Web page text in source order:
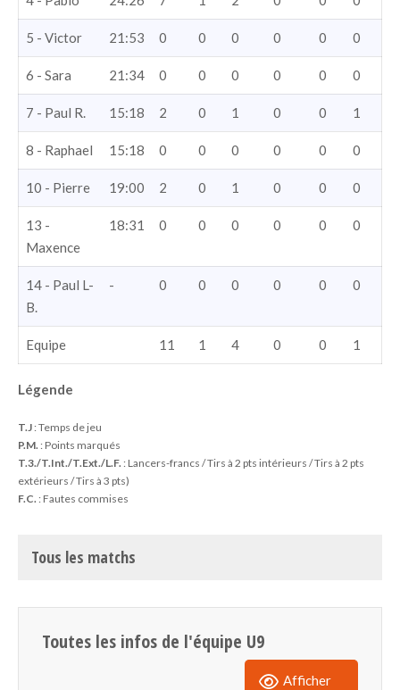
5 - Victor 21:53 0 0 0 0 0 0
6 - Sara 21:34 0 0 0 0 0 0
7 - Paul R. 15:18 2 0 1 0 0 1
8 - Raphael 15:18 0 0 0 0 0 0
10 - Pierre 19:00 2 0 1 0 0 0
13 -
Maxence
18:31 0 0 0 0 0 0
14 - Paul L-
B.
- 0 0 0 0 0 0
Equipe 11 1 4 0 0 1
Légende
T.J : Temps de jeu
P.M. : Points marqués
T.3./T.Int./T.Ext./L.F. : Lancers-francs / Tirs à 2 pts intérieurs / Tirs à 2 pts
extérieurs / Tirs à 3 pts)
F.C. : Fautes commises
Tous les matchs
Toutes les infos de l'équipe U9
Afficher